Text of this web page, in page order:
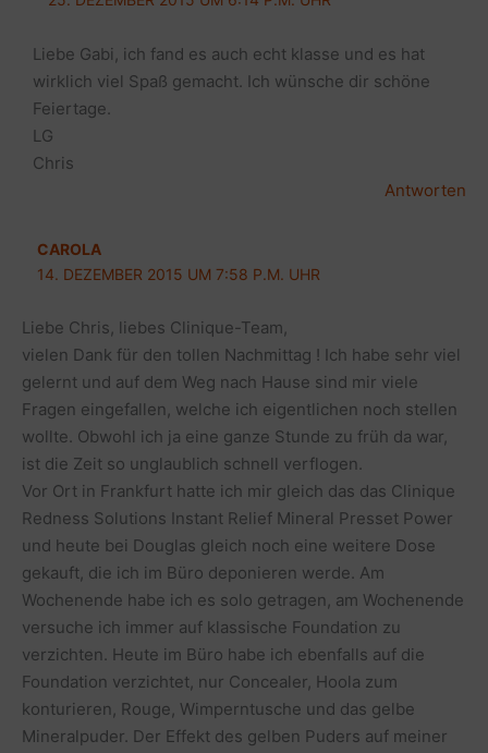
Liebe Gabi, ich fand es auch echt klasse und es hat
wirklich viel Spaß gemacht. Ich wünsche dir schöne
Feiertage.
LG
Chris
Antworten
CAROLA
14. DEZEMBER 2015 UM 7:58 P.M. UHR
Liebe Chris, liebes Clinique-Team,
vielen Dank für den tollen Nachmittag ! Ich habe sehr viel
gelernt und auf dem Weg nach Hause sind mir viele
Fragen eingefallen, welche ich eigentlichen noch stellen
wollte. Obwohl ich ja eine ganze Stunde zu früh da war,
ist die Zeit so unglaublich schnell verflogen.
Vor Ort in Frankfurt hatte ich mir gleich das das Clinique
Redness Solutions Instant Relief Mineral Presset Power
und heute bei Douglas gleich noch eine weitere Dose
gekauft, die ich im Büro deponieren werde. Am
Wochenende habe ich es solo getragen, am Wochenende
versuche ich immer auf klassische Foundation zu
verzichten. Heute im Büro habe ich ebenfalls auf die
Foundation verzichtet, nur Concealer, Hoola zum
konturieren, Rouge, Wimperntusche und das gelbe
Mineralpuder. Der Effekt des gelben Puders auf meiner